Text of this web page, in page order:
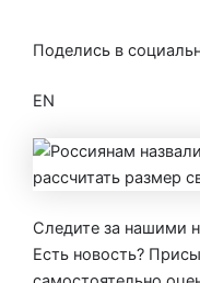
Поделись в
EN
Следите за нашими
Есть новость?